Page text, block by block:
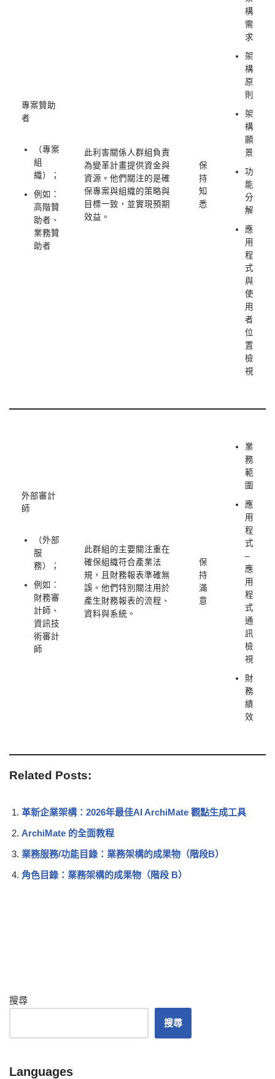
專案贊助
者
（專案
組
織）；
例如：
高階贊
助者、
業務贊
助者
此利害關係人群組負責
為變革計畫提供資金與
資源。他們關注的是確
保專案與組織的策略與
目標一致，並實現預期
效益。
保
持
知
悉
構
需
求
架
構
原
則
架
構
願
景
功
能
分
解
應
用
程
式
與
使
用
者
位
置
檢
視
外部審計
師
（外部
服
務）；
例如：
財務審
計師、
資訊技
術審計
師
此群組的主要關注重在
確保組織符合產業法
規，且財務報表準確無
誤。他們特別關注用於
產生財務報表的流程、
資料與系統。
保
持
滿
意
業
務
範
圍
應
用
程
式
–
應
用
程
式
通
訊
檢
視
財
務
績
效
Related Posts:
革新企業架構：2026年最佳AI ArchiMate 觀點生成工具
ArchiMate 的全面教程
業務服務/功能目錄：業務架構的成果物（階段B）
角色目錄：業務架構的成果物（階段 B）
搜尋
搜尋
Languages